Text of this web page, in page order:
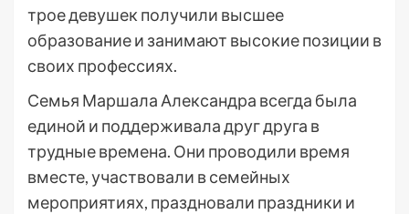
трое девушек получили высшее
образование и занимают высокие позиции в
своих профессиях.
Семья Маршала Александра всегда была
единой и поддерживала друг друга в
трудные времена. Они проводили время
вместе, участвовали в семейных
мероприятиях, праздновали праздники и